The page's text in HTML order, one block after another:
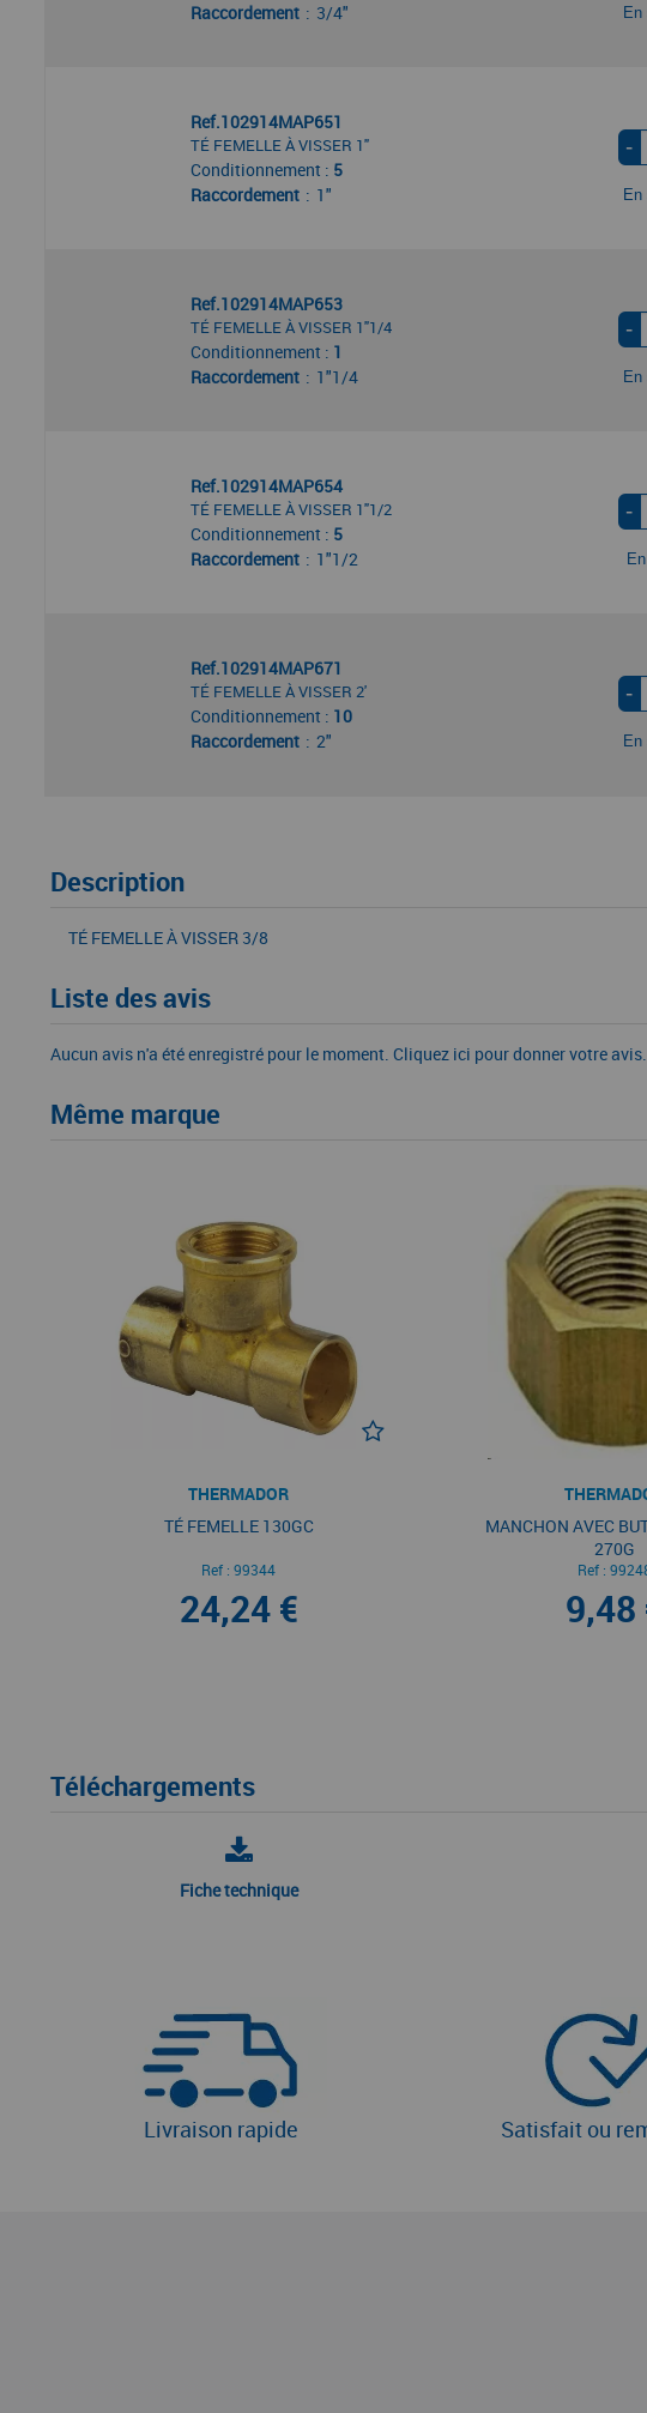
Raccordement
3/4" En
Ref.102914MAP651
TÉ FEMELLE À VISSER 1"
Conditionnement : 5
Raccordement
1"
-
En
Ref.102914MAP653
TÉ FEMELLE À VISSER 1"1/4
Conditionnement : 1
Raccordement
1"1/4
-
En
Ref.102914MAP654
TÉ FEMELLE À VISSER 1"1/2
Conditionnement : 5
Raccordement
1"1/2
-
Ref.102914MAP671
TÉ FEMELLE À VISSER 2'
Conditionnement : 10
Raccordement
2"
-
En
Description
TÉ FEMELLE À VISSER 3/8
Liste des avis
Aucun avis n'a été enregistré pour le moment. Cliquez ici pour donner votre avis.
Même marque
THERMADOR
TÉ FEMELLE 130GC
Ref : 99344
24,24 €
MANCHON AVEC
270G
Ref :
9,48
Téléchargements
Fiche technique
Livraison rapide Satisfait ou